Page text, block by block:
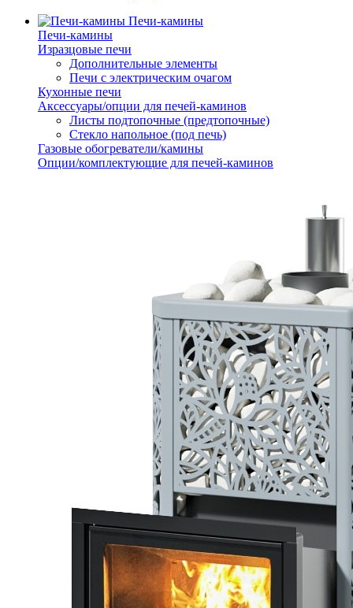
Печи-камины
Печи-камины
Изразцовые печи
Дополнительные элементы
Печи с электрическим очагом
Кухонные печи
Аксессуары/опции для печей-каминов
Листы подтопочные (предтопочные)
Стекло напольное (под печь)
Газовые обогреватели/камины
Опции/комплектующие для печей-каминов